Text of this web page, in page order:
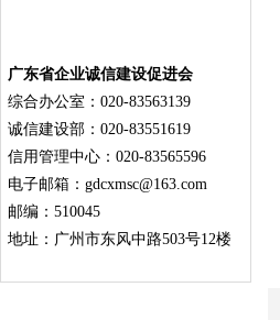
广东省企业诚信建设促进会
综合办公室：020-83563139
诚信建设部：020-83551619
信用管理中心：020-83565596
电子邮箱： gdcxmsc@163.com
邮编：510045
地址：广州市东风中路503号12楼